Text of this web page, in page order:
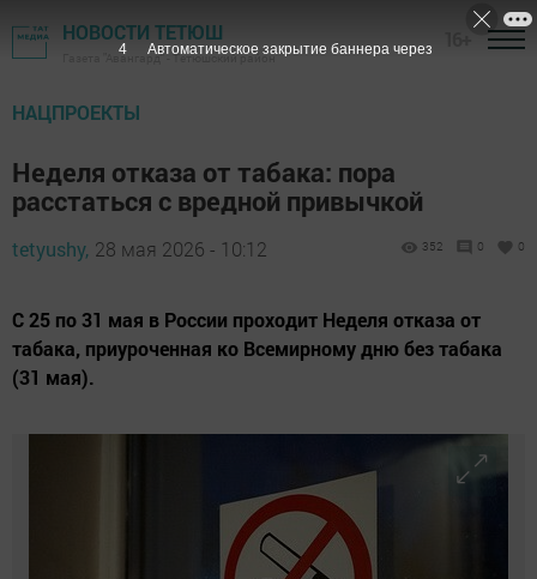
НОВОСТИ ТЕТЮШ
Газета "Авангард" - Тетюшский район
НАЦПРОЕКТЫ
Неделя отказа от табака: пора
расстаться с вредной привычкой
tetyushy, 28 мая 2026 - 10:12 352 0 0
С 25 по 31 мая в России проходит Неделя отказа от
табака, приуроченная ко Всемирному дню без табака
(31 мая).
3 Автоматическое закрытие баннера через